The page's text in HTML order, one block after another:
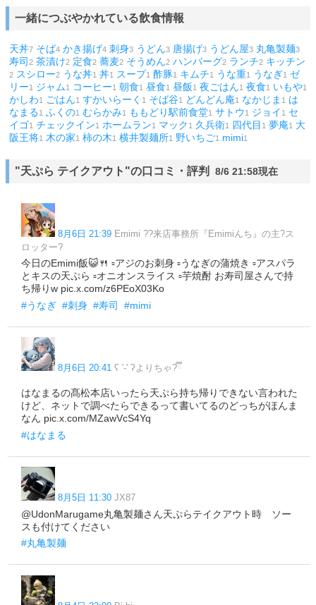
一緒につぶやかれている飲食情報
天丼7 そば4 かき揚げ4 刺身3 うどん3 唐揚げ3 うどん屋3 丸亀製麺3
寿司 2 茶漬け2 定食2 蕎麦2 そうめん2 ハンバーグ2 ランチ2 キッチン
2 スシロー2 うな丼1 丼1 スープ1 酢豚1 キムチ1 うな重1 うなぎ1
ゼ
リー1 ジャム1 コーヒー1 朝食1 昼食1 昼飯1 夜ごはん1 夜食1 いもや1
かしわ1 ごはん1 すかいらーく 1 そば谷1 どんどん庵1 なかじま 1
は
なまる1 ふくの1 むらかみ1 ももどり駅前食堂1 サトウ 1 ジョイ 1
セ
イゴ1 チェックイン1 ホームラン1 マック 1 久兵衛1 四代目 1 夢庵1
大
阪王将1 木の家1 柿の木1 横井製麺所1 野いちご1 mimi1
"天ぷら テイクアウト"の口コミ・評判 8/6 21:58現在
8月6日 21:39 Emimi ??来店事務所『Emimiんち』の主?ス
ロッター?
今日のEmimi飯😺🍴 ▫️アジのお刺身 ▫️うなぎの蒲焼き ▫️アスパラ
とキスの天ぷら ▫️オニオンスライス ▫️芋焼酎 お寿司屋さんで持
ち帰りw pic.x.com/z6PEoX03Ko
#うなぎ #刺身 #寿司 #mimi
8月6日 20:41 ʕ '-' ʔよりちゃ?ྀི
はなまるの髙松本店いったら天ぷら持ち帰りできない言われた
けど、ネットで調べたらできるって書いてるのどっちがほんま
なん pic.x.com/MZawVcS4Yq
#はなまる
8月5日 11:30 JX87
@UdonMarugame丸亀製麺さん天ぷらテイクアウト時 ソー
スも付けてください
#丸亀製麺